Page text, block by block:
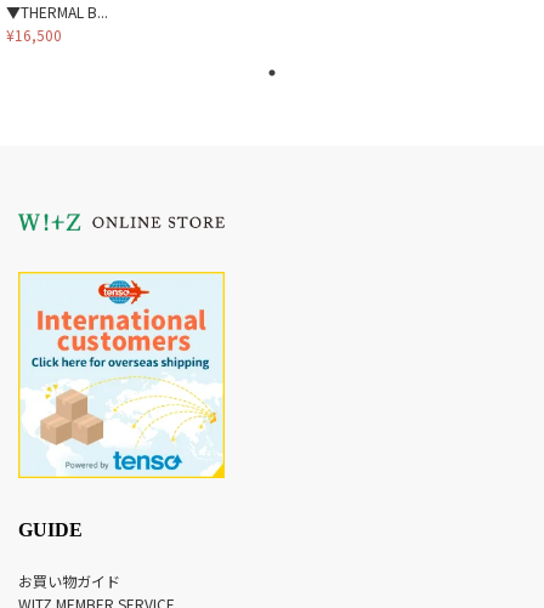
▼THERMAL B...
¥16,500
GUIDE
お買い物ガイド
WITZ MEMBER SERVICE